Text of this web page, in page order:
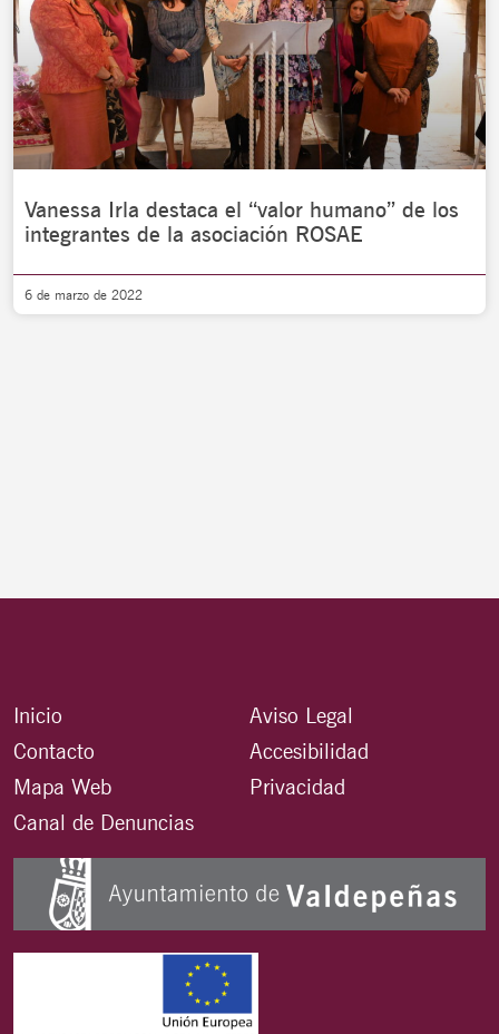
Vanessa Irla destaca el “valor humano” de los
integrantes de la asociación ROSAE
6 de marzo de 2022
Inicio
Contacto
Mapa Web
Canal de Denuncias
Aviso Legal
Accesibilidad
Privacidad